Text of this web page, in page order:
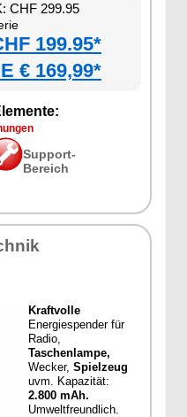
CHF 299.95
199.95*
€ 169,99*
Support-
Bereich
Kraftvolle
Energiespender für
Radio,
Taschenlampe,
Wecker, Spielzeug
uvm. Kapazität:
2.800 mAh.
Umweltfreundlich.